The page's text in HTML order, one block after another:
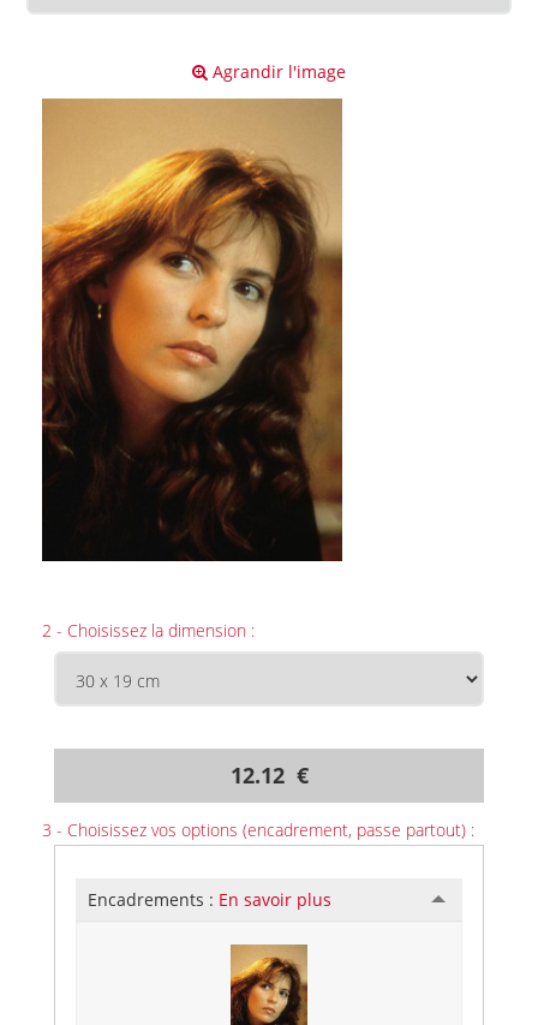
Agrandir l'image
2 - Choisissez la dimension :
12.12 €
3 - Choisissez vos options (encadrement, passe partout) :
Encadrements : En savoir plus